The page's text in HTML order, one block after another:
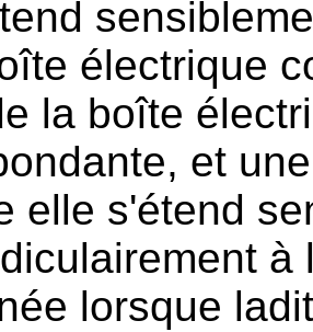
électrique
la boîte
et
elle s'étend
lorsque